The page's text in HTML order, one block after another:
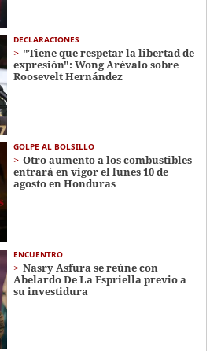
DECLARACIONES
"Tiene que respetar la libertad de
expresión": Wong Arévalo sobre
Roosevelt Hernández
GOLPE AL BOLSILLO
Otro aumento a los combustibles
entrará en vigor el lunes 10 de
agosto en Honduras
ENCUENTRO
Nasry Asfura se reúne con
Abelardo De La Espriella previo a
su investidura